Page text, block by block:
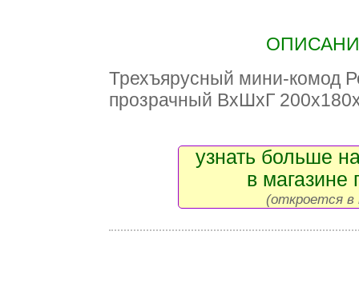
Трехъярусный мини-комод
прозрачный ВxШxГ
узнать больше
в магазине
(откроется в